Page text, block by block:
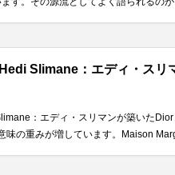
Slimane：エディ・スリ
：エディ・スリマンが築いた
味の重みが増しています。Maison